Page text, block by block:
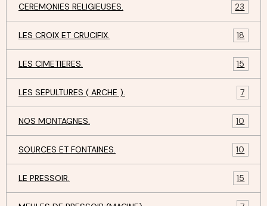
CEREMONIES RELIGIEUSES. 23
LES CROIX ET CRUCIFIX. 18
LES CIMETIERES. 15
LES SEPULTURES ( ARCHE ). 7
NOS MONTAGNES. 10
SOURCES ET FONTAINES. 10
LE PRESSOIR. 15